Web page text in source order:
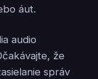
áut.
audio
že
správ